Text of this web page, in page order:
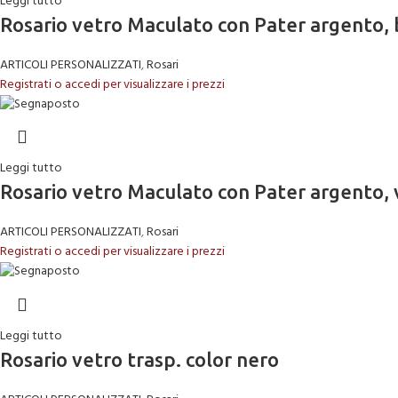
Rosario vetro Maculato con Pater argento,
ARTICOLI PERSONALIZZATI,Rosari
Registrati o accedi per visualizzare i prezzi
Leggi tutto
Rosario vetro Maculato con Pater argento,
ARTICOLI PERSONALIZZATI,Rosari
Registrati o accedi per visualizzare i prezzi
Leggi tutto
Rosario vetro trasp. color nero